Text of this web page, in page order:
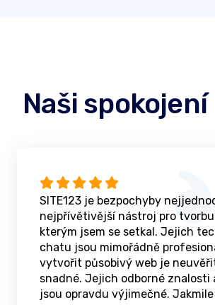
Naši
SITE123 je bezpochyby
nejpřívětivější nástroj pro tvorbu
kterým jsem se setkal. Jejich
chatu jsou mimořádně
vytvořit působivý web je
snadné. Jejich odborné znalosti
jsou opravdu výjimečné.